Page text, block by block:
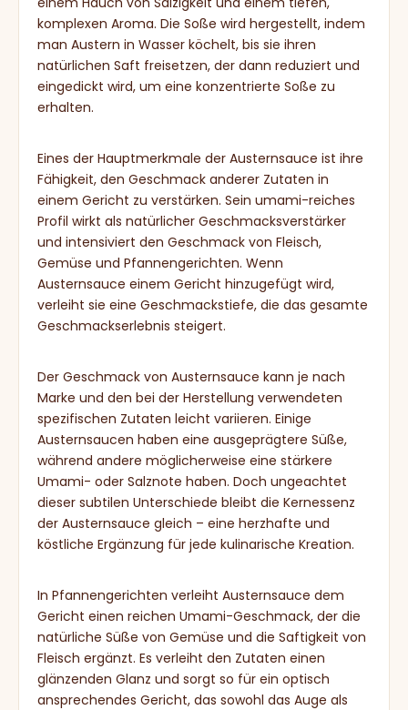
komplexen Aroma. Die Soße wird hergestellt, indem
man Austern in Wasser köchelt, bis sie ihren
natürlichen Saft freisetzen, der dann reduziert und
eingedickt wird, um eine konzentrierte Soße zu
erhalten.
Eines der Hauptmerkmale der Austernsauce ist ihre
Fähigkeit, den Geschmack anderer Zutaten in
einem Gericht zu verstärken. Sein umami-reiches
Profil wirkt als natürlicher Geschmacksverstärker
und intensiviert den Geschmack von Fleisch,
Gemüse und Pfannengerichten. Wenn
Austernsauce einem Gericht hinzugefügt wird,
verleiht sie eine Geschmackstiefe, die das gesamte
Geschmackserlebnis steigert.
Der Geschmack von Austernsauce kann je nach
Marke und den bei der Herstellung verwendeten
spezifischen Zutaten leicht variieren. Einige
Austernsaucen haben eine ausgeprägtere Süße,
während andere möglicherweise eine stärkere
Umami- oder Salznote haben. Doch ungeachtet
dieser subtilen Unterschiede bleibt die Kernessenz
der Austernsauce gleich – eine herzhafte und
köstliche Ergänzung für jede kulinarische Kreation.
In Pfannengerichten verleiht Austernsauce dem
Gericht einen reichen Umami-Geschmack, der die
natürliche Süße von Gemüse und die Saftigkeit von
Fleisch ergänzt. Es verleiht den Zutaten einen
glänzenden Glanz und sorgt so für ein optisch
ansprechendes Gericht, das sowohl das Auge als